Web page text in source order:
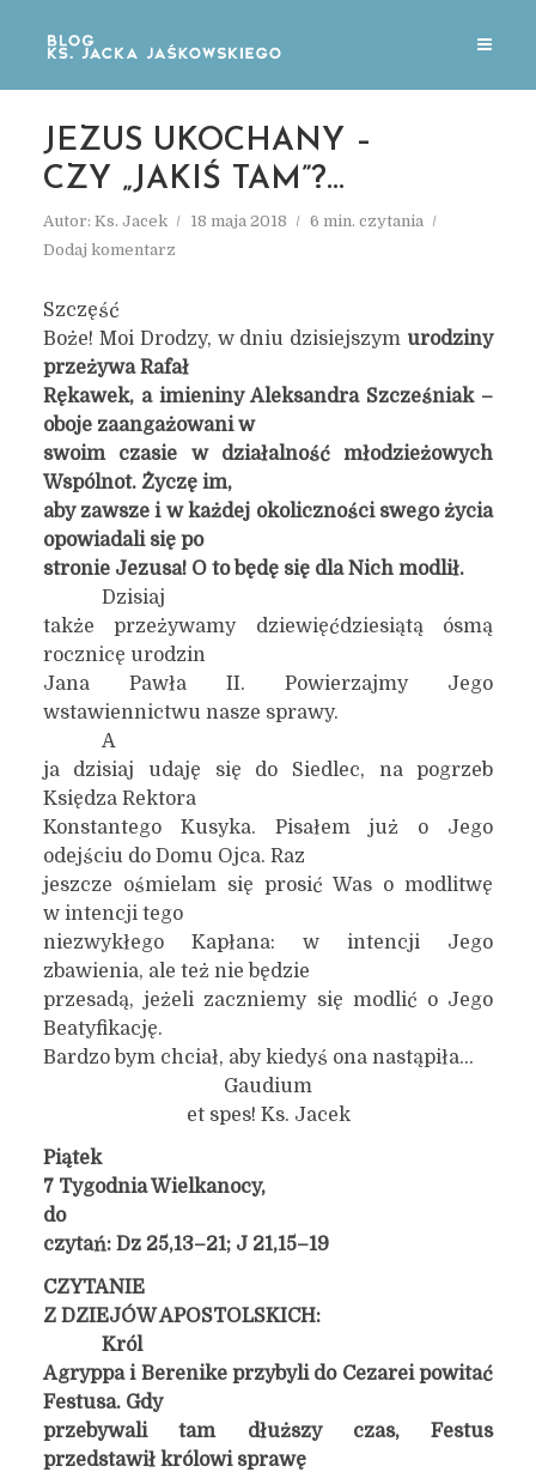
JEZUS UKOCHANY –
CZY „JAKIŚ TAM”?…
Autor: Ks. Jacek 18 maja 2018
6 min. czytania
Dodaj komentarz
Szczęść
Boże! Moi Drodzy, w dniu dzisiejszym urodziny
przeżywa Rafał
Rękawek, a imieniny Aleksandra Szcześniak –
oboje zaangażowani w
swoim czasie w działalność młodzieżowych
Wspólnot. Życzę im,
aby zawsze i w każdej okoliczności swego życia
opowiadali się po
stronie Jezusa! O to będę się dla Nich modlił.
Dzisiaj
także przeżywamy dziewięćdziesiątą ósmą
rocznicę urodzin
Jana Pawła II. Powierzajmy Jego
wstawiennictwu nasze sprawy.
A
ja dzisiaj udaję się do Siedlec, na pogrzeb
Księdza Rektora
Konstantego Kusyka. Pisałem już o Jego
odejściu do Domu Ojca. Raz
jeszcze ośmielam się prosić Was o modlitwę
w intencji tego
niezwykłego Kapłana: w intencji Jego
zbawienia, ale też nie będzie
przesadą, jeżeli zaczniemy się modlić o Jego
Beatyfikację.
Bardzo bym chciał, aby kiedyś ona nastąpiła…
Gaudium
et spes! Ks. Jacek
Piątek
7 Tygodnia Wielkanocy,
do
czytań: Dz 25,13–21; J 21,15–19
CZYTANIE
Z DZIEJÓW APOSTOLSKICH:
Król
Agryppa i Berenike przybyli do Cezarei powitać
Festusa. Gdy
przebywali tam dłuższy czas, Festus
przedstawił królowi sprawę